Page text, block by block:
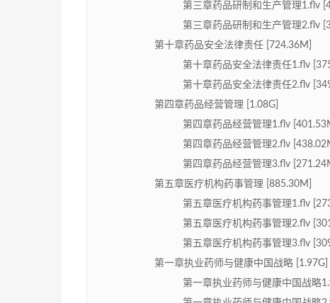
第三章药品研制和生产管理1.flv
第三章药品研制和生产管理2.flv
第十章药品安全法律责任 [724.36M]
第十章药品安全法律责任1.flv
第十章药品安全法律责任2.flv
第四章药品经营管理 [1.08G]
第四章药品经营管理1.flv
第四章药品经营管理2.flv
第四章药品经营管理3.flv
第五章医疗机构药事管理 [885.30M]
第五章医疗机构药事管理1.flv
第五章医疗机构药事管理2.flv
第五章医疗机构药事管理3.flv
第一章执业药师与健康中国战略 [1.97G]
第一章执业药师与健康中国战略